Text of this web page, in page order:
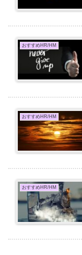
おすすめHR/HM
おすすめHR/HM
おすすめHR/HM